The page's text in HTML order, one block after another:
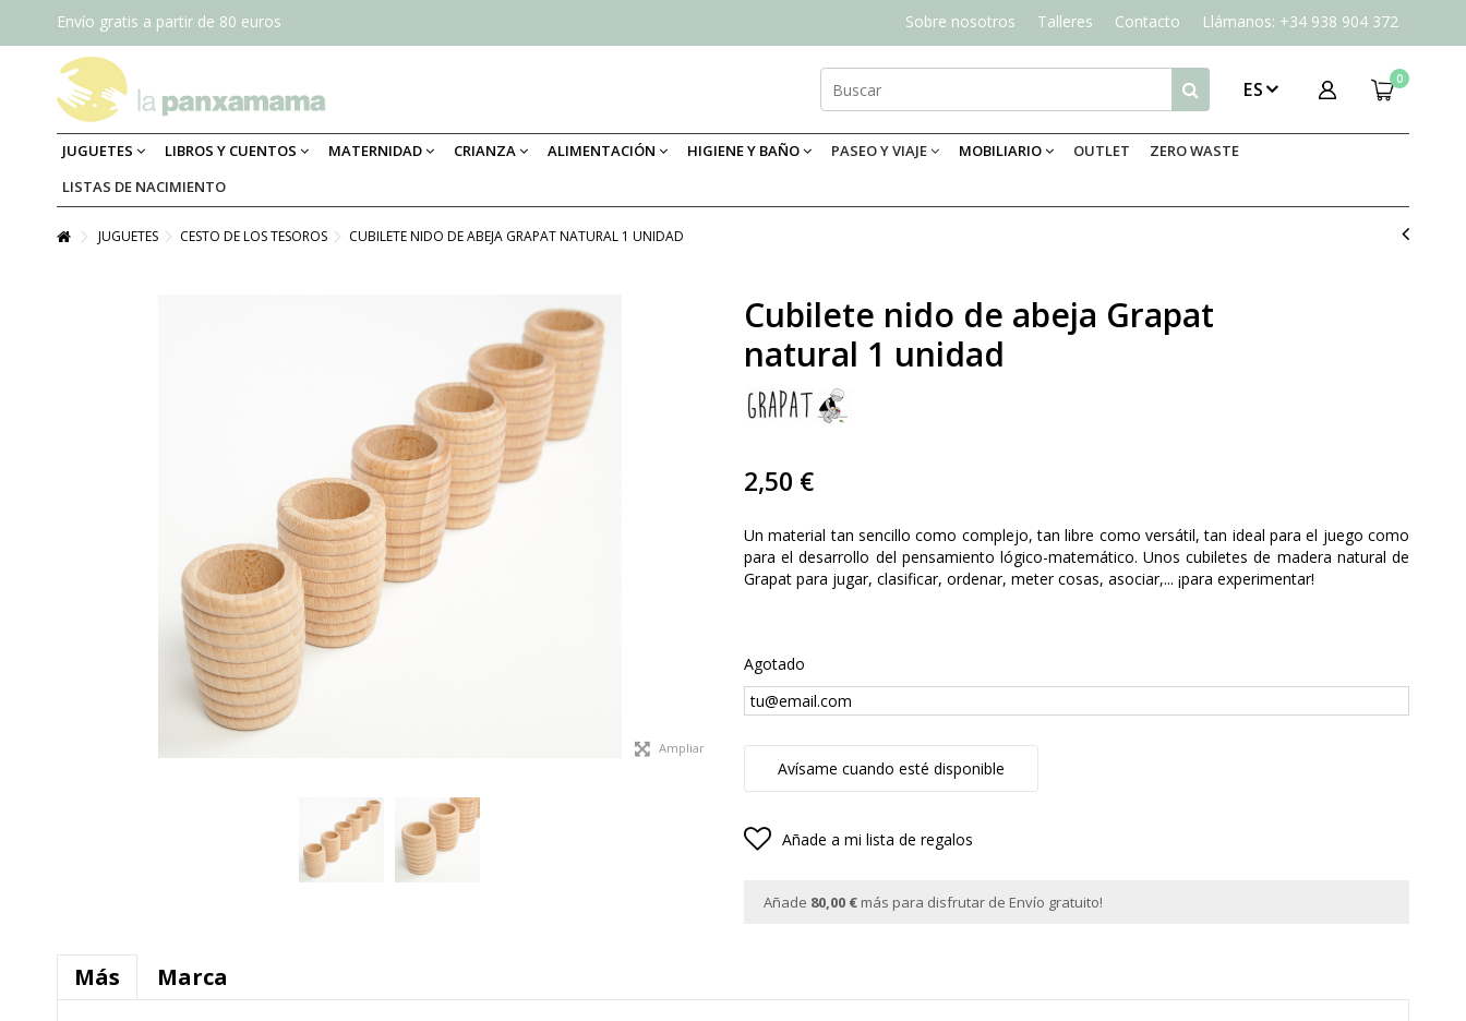
Sobre nosotros Talleres Contacto Llámanos: +34 938 904 372
Envío gratis a partir de 80 euros
0
ES
JUGUETES LIBROS Y CUENTOS MATERNIDAD CRIANZA ALIMENTACIÓN HIGIENE Y BAÑO PASEO Y VIAJE MOBILIARIO OUTLET
ZERO WASTE
LISTAS DE NACIMIENTO
JUGUETES CESTO DE LOS TESOROS CUBILETE NIDO DE ABEJA GRAPAT NATURAL 1 UNIDAD
Ampliar
Cubilete nido de abeja Grapat
natural 1 unidad
2,50 €
Un material tan sencillo como complejo, tan libre como versátil, tan ideal para el juego como
para el desarrollo del pensamiento lógico-matemático. Unos cubiletes de madera natural de
Grapat para jugar, clasificar, ordenar, meter cosas, asociar,... ¡para experimentar!
Agotado
Avísame cuando esté disponible
Añade a mi lista de regalos
Añade 80,00 € más para disfrutar de Envío gratuito!
Más Marca